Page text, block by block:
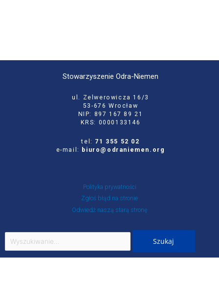
Stowarzyszenie Odra-Niemen
ul. Zelwerowicza 16/3
53-676 Wrocław
NIP: 897 167 89 21
KRS: 0000133146
tel: 71 355 52 02
e-mail:
biuro@odraniemen.org
Polityka prywatności
Zgłoś błąd na stronie
Odwiedź naszą starą stronę
Szukaj
dla: